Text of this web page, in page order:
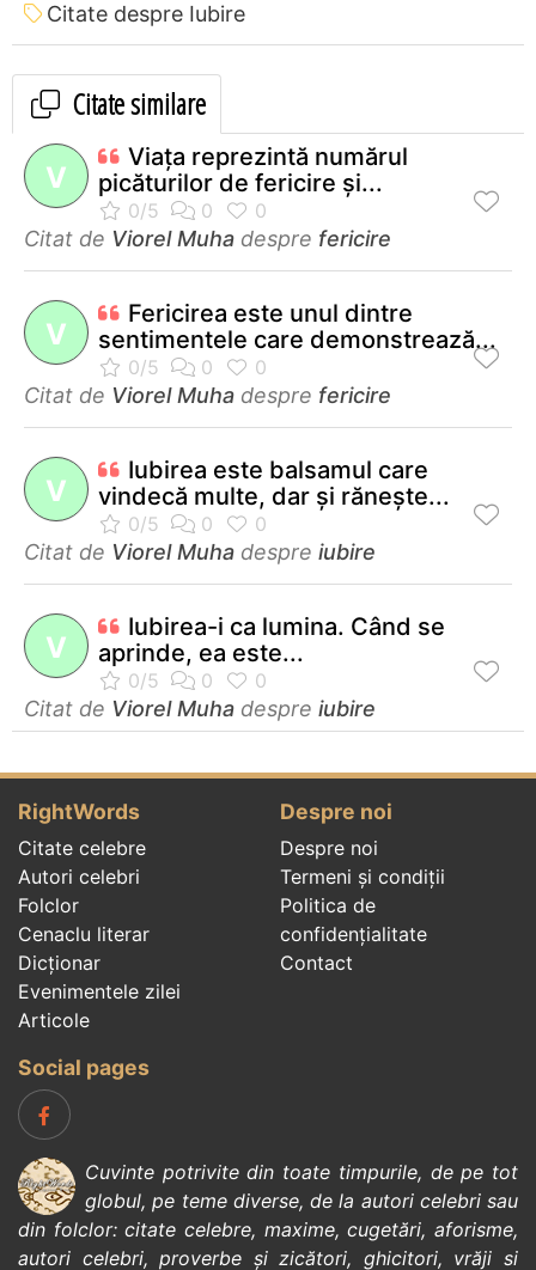
Citate despre Iubire
Citate similare
V
Viaţa reprezintă numărul
picăturilor de fericire şi...
Citat de Viorel Muha despre fericire
V
Fericirea este unul dintre
sentimentele care demonstrează...
Citat de Viorel Muha despre fericire
V
Iubirea este balsamul care
vindecă multe, dar şi răneşte...
Citat de Viorel Muha despre iubire
V
Iubirea-i ca lumina. Când se
aprinde, ea este...
Citat de Viorel Muha despre iubire
RightWords
Citate celebre
Autori celebri
Folclor
Cenaclu literar
Dicționar
Evenimentele zilei
Articole
Despre noi
Despre noi
Termeni și condiții
Politica de
confidenţialitate
Contact
Social pages
Cuvinte potrivite din toate timpurile, de pe tot
globul, pe teme diverse, de la autori celebrisau
din folclor:citate celebre, maxime,cugetări,aforisme,
autori celebri,proverbe și zicători, ghicitori, vrăji si